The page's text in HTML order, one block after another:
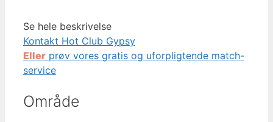
Se hele beskrivelse
Kontakt Hot Club Gypsy
Eller prøv vores gratis og uforpligtende match-
service
Område